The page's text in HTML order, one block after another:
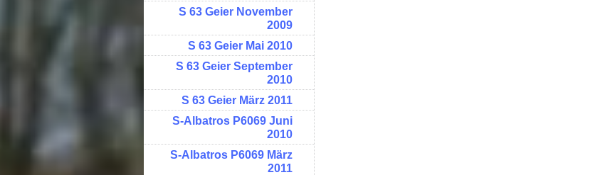
S 63 Geier November
2009
S 63 Geier Mai 2010
S 63 Geier September
2010
S 63 Geier März 2011
S-Albatros P6069 Juni
2010
S-Albatros P6069 März
2011